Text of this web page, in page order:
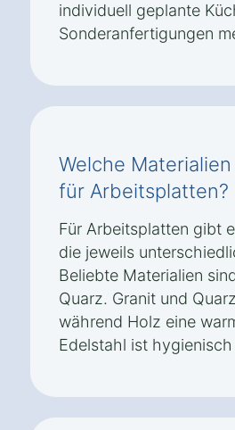
individuell geplante
Sonderanfertigungen
Welche
für Arbeitsplatten?
Für Arbeitsplatten gibt
die jeweils
Beliebte Materialien
Quarz. Granit und
während Holz eine
Edelstahl ist